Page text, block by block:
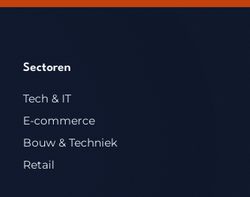
Sectoren
Tech & IT
E-commerce
Bouw & Techniek
Retail